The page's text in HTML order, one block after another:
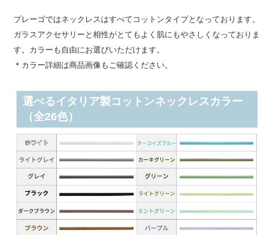
プレーゴではネックレスはすべてコットンタイプとなっております。
ガラスアクセサリーと相性がとてもよく肌にもやさしくなっておりま
す。カラーも自由にお選びいただけます。
＊カラー詳細は商品画像もご確認ください。
選べるイタリア製コットンネックレスカラー
（全26色）